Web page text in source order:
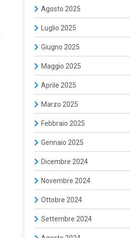
Agosto 2025
Luglio 2025
Giugno 2025
Maggio 2025
Aprile 2025
Marzo 2025
Febbraio 2025
Gennaio 2025
Dicembre 2024
Novembre 2024
Ottobre 2024
Settembre 2024